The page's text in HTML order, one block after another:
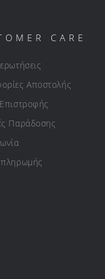
CARE
Αποστολής
Παράδοσης